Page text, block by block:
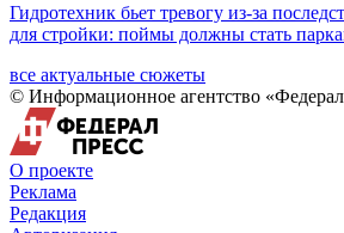
Гидротехник бьет тревогу из-за
для стройки: поймы должны стать
все актуальные сюжеты
© Информационное агентство
О проекте
Реклама
Редакция